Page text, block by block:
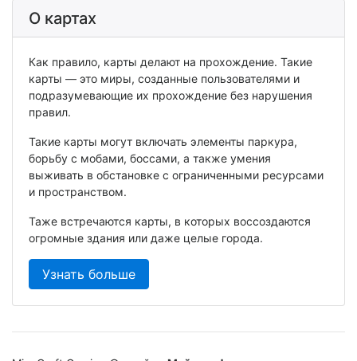
О картах
Как правило, карты делают на прохождение. Такие
карты — это миры, созданные пользователями и
подразумевающие их прохождение без нарушения
правил.
Такие карты могут включать элементы паркура,
борьбу с мобами, боссами, а также умения
выживать в обстановке с ограниченными ресурсами
и пространством.
Таже встречаются карты, в которых воссоздаются
огромные здания или даже целые города.
Узнать больше